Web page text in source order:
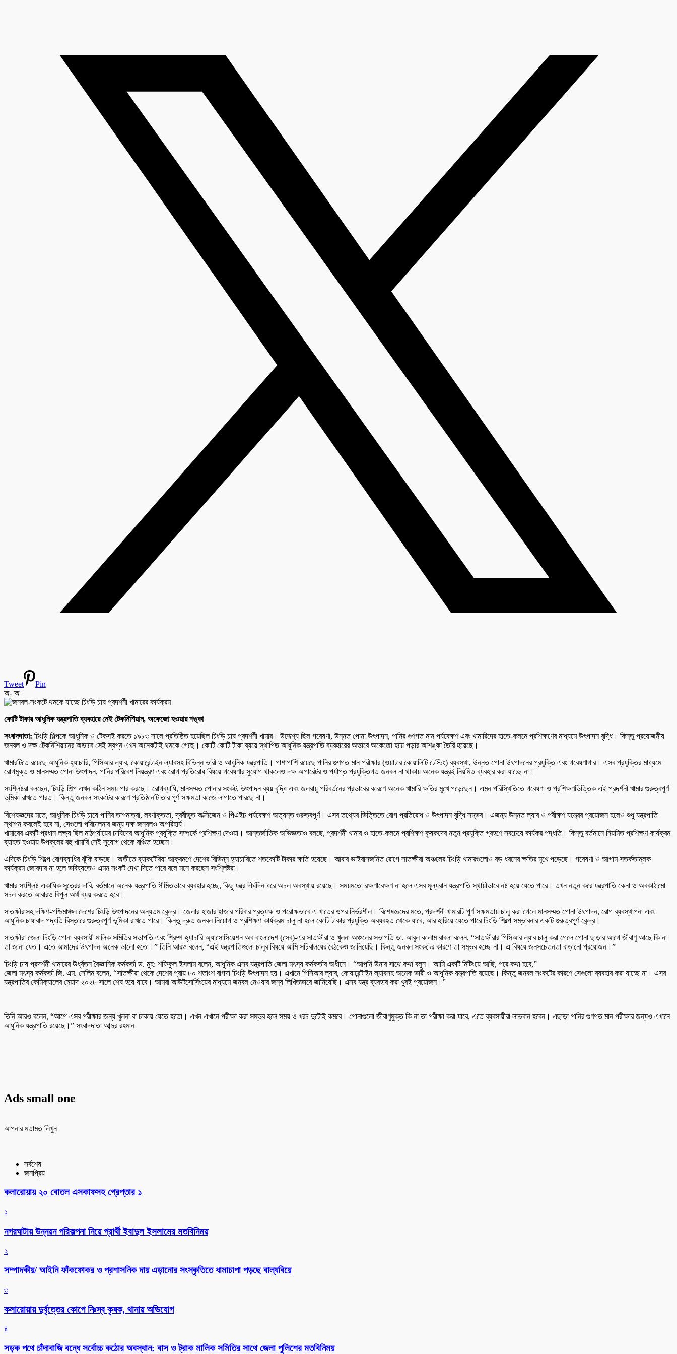
Tweet
Pin
অ- অ+
কোটি টাকার আধুনিক যন্ত্রপাতি ব্যবহারে নেই টেকনিশিয়ান, অকেজো হওয়ার শঙ্কা
সংবাদদাতা: চিংড়ি শিল্পকে আধুনিক ও টেকসই করতে ১৯৮৩ সালে প্রতিষ্ঠিত হয়েছিল চিংড়ি চাষ প্রদর্শনী খামার। উদ্দেশ্য ছিল গবেষণা, উন্নত পোনা উৎপাদন, পানির গুণগত মান পর্যবেক্ষণ এবং খামারিদের হাতে-কলমে প্রশিক্ষণের মাধ্যমে উৎপাদন বৃদ্ধি। কিন্তু প্রয়োজনীয়
জনবল ও দক্ষ টেকনিশিয়ানের অভাবে সেই স্বপ্ন এখন অনেকটাই থমকে গেছে। কোটি কোটি টাকা ব্যয়ে স্থাপিত আধুনিক যন্ত্রপাতি ব্যবহারের অভাবে অকেজো হয়ে পড়ার আশঙ্কা তৈরি হয়েছে।
খামারটিতে রয়েছে আধুনিক হ্যাচারি, পিসিআর ল্যাব, কোয়ারেন্টাইন ল্যাবসহ বিভিন্ন ভারী ও আধুনিক যন্ত্রপাতি। পাশাপাশি রয়েছে পানির গুণগত মান পরীক্ষার (ওয়াটার কোয়ালিটি টেস্টিং) ব্যবস্থা, উন্নত পোনা উৎপাদনের প্রযুক্তি এবং গবেষণাগার। এসব প্রযুক্তির মাধ্যমে
রোগমুক্ত ও মানসম্মত পোনা উৎপাদন, পানির পরিবেশ নিয়ন্ত্রণ এবং রোগ প্রতিরোধ বিষয়ে গবেষণার সুযোগ থাকলেও দক্ষ অপারেটর ও পর্যাপ্ত প্রযুক্তিগত জনবল না থাকায় অনেক যন্ত্রই নিয়মিত ব্যবহার করা যাচ্ছে না।
সংশ্লিষ্টরা বলছেন, চিংড়ি শিল্প এখন কঠিন সময় পার করছে। রোগব্যাধি, মানসম্মত পোনার সংকট, উৎপাদন ব্যয় বৃদ্ধি এবং জলবায়ু পরিবর্তনের প্রভাবের কারণে অনেক খামারি ক্ষতির মুখে পড়েছেন। এমন পরিস্থিতিতে গবেষণা ও প্রশিক্ষণভিত্তিক এই প্রদর্শনী খামার গুরুত্বপূর্ণ
ভূমিকা রাখতে পারত। কিন্তু জনবল সংকটের কারণে প্রতিষ্ঠানটি তার পূর্ণ সক্ষমতা কাজে লাগাতে পারছে না।
বিশেষজ্ঞদের মতে, আধুনিক চিংড়ি চাষে পানির তাপমাত্রা, লবণাক্ততা, দ্রবীভূত অক্সিজেন ও পিএইচ পর্যবেক্ষণ অত্যন্ত গুরুত্বপূর্ণ। এসব তথ্যের ভিত্তিতে রোগ প্রতিরোধ ও উৎপাদন বৃদ্ধি সম্ভব। এজন্য উন্নত ল্যাব ও পরীক্ষণ যন্ত্রের প্রয়োজন হলেও শুধু যন্ত্রপাতি
স্থাপন করলেই হবে না, সেগুলো পরিচালনার জন্য দক্ষ জনবলও অপরিহার্য।
খামারের একটি প্রধান লক্ষ্য ছিল মাঠপর্যায়ের চাষিদের আধুনিক প্রযুক্তি সম্পর্কে প্রশিক্ষণ দেওয়া। আন্তর্জাতিক অভিজ্ঞতাও বলছে, প্রদর্শনী খামার ও হাতে-কলমে প্রশিক্ষণ কৃষকদের নতুন প্রযুক্তি গ্রহণে সবচেয়ে কার্যকর পদ্ধতি। কিন্তু বর্তমানে নিয়মিত প্রশিক্ষণ কার্যক্রম
ব্যাহত হওয়ায় উপকূলের বহু খামারি সেই সুযোগ থেকে বঞ্চিত হচ্ছেন।
এদিকে চিংড়ি শিল্পে রোগব্যাধির ঝুঁকি বাড়ছে। অতীতে ব্যাকটেরিয়া আক্রমণে দেশের বিভিন্ন হ্যাচারিতে শতকোটি টাকার ক্ষতি হয়েছে। আবার ভাইরাসজনিত রোগে সাতক্ষীরা অঞ্চলের চিংড়ি খামারগুলোও বড় ধরনের ক্ষতির মুখে পড়েছে। গবেষণা ও আগাম সতর্কতামূলক
কার্যক্রম জোরদার না হলে ভবিষ্যতেও এমন সংকট দেখা দিতে পারে বলে মনে করছেন সংশ্লিষ্টরা।
খামার সংশ্লিষ্ট একাধিক সূত্রের দাবি, বর্তমানে অনেক যন্ত্রপাতি সীমিতভাবে ব্যবহার হচ্ছে, কিছু যন্ত্র দীর্ঘদিন ধরে অচল অবস্থায় রয়েছে। সময়মতো রক্ষণাবেক্ষণ না হলে এসব মূল্যবান যন্ত্রপাতি স্থায়ীভাবে নষ্ট হয়ে যেতে পারে। তখন নতুন করে যন্ত্রপাতি কেনা ও অবকাঠামো
সচল করতে আবারও বিপুল অর্থ ব্যয় করতে হবে।
সাতক্ষীরাসহ দক্ষিণ-পশ্চিমাঞ্চল দেশের চিংড়ি উৎপাদনের অন্যতম কেন্দ্র। জেলার হাজার হাজার পরিবার প্রত্যক্ষ ও পরোক্ষভাবে এ খাতের ওপর নির্ভরশীল। বিশেষজ্ঞদের মতে, প্রদর্শনী খামারটি পূর্ণ সক্ষমতায় চালু করা গেলে মানসম্মত পোনা উৎপাদন, রোগ ব্যবস্থাপনা এবং
আধুনিক চাষাবাদ পদ্ধতি বিস্তারে গুরুত্বপূর্ণ ভূমিকা রাখতে পারে। কিন্তু দ্রুত জনবল নিয়োগ ও প্রশিক্ষণ কার্যক্রম চালু না হলে কোটি টাকার প্রযুক্তি অব্যবহৃত থেকে যাবে, আর হারিয়ে যেতে পারে চিংড়ি শিল্পে সম্ভাবনার একটি গুরুত্বপূর্ণ কেন্দ্র।
সাতক্ষীরা জেলা চিংড়ি পোনা ব্যবসায়ী মালিক সমিতির সভাপতি এবং শ্রিম্প হ্যাচারি অ্যাসোসিয়েশন অব বাংলাদেশ (সেব)-এর সাতক্ষীরা ও খুলনা অঞ্চলের সভাপতি ডা. আবুল কালাম বাবলা বলেন, “সাতক্ষীরার পিসিআর ল্যাব চালু করা গেলে পোনা ছাড়ার আগে জীবাণু আছে কি না
তা জানা যেত। এতে আমাদের উৎপাদন অনেক ভালো হতো।” তিনি আরও বলেন, “এই যন্ত্রপাতিগুলো চালুর বিষয়ে আমি সচিবালয়ের বৈঠকেও জানিয়েছি। কিন্তু জনবল সংকটের কারণে তা সম্ভব হচ্ছে না। এ বিষয়ে জনসচেতনতা বাড়ানো প্রয়োজন।”
চিংড়ি চাষ প্রদর্শনী খামারের ঊর্ধ্বতন বৈজ্ঞানিক কর্মকর্তা ড. মুহ: শফিকুল ইসলাম বলেন, আধুনিক এসব যন্ত্রপাতি জেলা মৎস্য কর্মকর্তার অধীনে। “আপনি উনার সাথে কথা বলুন। আমি একটি মিটিংয়ে আছি, পরে কথা হবে,”
জেলা মৎস্য কর্মকর্তা জি. এম. সেলিম বলেন, “সাতক্ষীরা থেকে দেশের প্রায় ৮০ শতাংশ বাগদা চিংড়ি উৎপাদন হয়। এখানে পিসিআর ল্যাব, কোয়ারেন্টাইন ল্যাবসহ অনেক ভারী ও আধুনিক যন্ত্রপাতি রয়েছে। কিন্তু জনবল সংকটের কারণে সেগুলো ব্যবহার করা যাচ্ছে না। এসব
যন্ত্রপাতির কেমিক্যালের মেয়াদ ২০২৮ সালে শেষ হয়ে যাবে। আমরা আউটসোর্সিংয়ের মাধ্যমে জনবল নেওয়ার জন্য লিখিতভাবে জানিয়েছি। এসব যন্ত্র ব্যবহার করা খুবই প্রয়োজন।”
তিনি আরও বলেন, “আগে এসব পরীক্ষার জন্য খুলনা বা ঢাকায় যেতে হতো। এখন এখানে পরীক্ষা করা সম্ভব হলে সময় ও খরচ দুটোই কমবে। পোনাগুলো জীবাণুমুক্ত কি না তা পরীক্ষা করা যাবে, এতে ব্যবসায়ীরা লাভবান হবেন। এছাড়া পানির গুণগত মান পরীক্ষার জন্যও এখানে
আধুনিক যন্ত্রপাতি রয়েছে।” সংবাদদাতা আব্দুর রহমান
Ads small one
আপনার মতামত লিখুন
সর্বশেষ
জনপ্রিয়
কলারোয়ায় ২০ বোতল এসকাফসহ গ্রেপ্তার ১
১
নগরঘাটায় উন্নয়ন পরিকল্পনা নিয়ে প্রার্থী ইবাদুল ইসলামের মতবিনিময়
২
সম্পাদকীয়/ আইনি ফাঁকফোকর ও প্রশাসনিক দায় এড়ানোর সংস্কৃতিতে ধামাচাপা পড়ছে বাল্যবিয়ে
৩
কলারোয়ায় দুর্বৃত্তের কোপে নিঃস্ব কৃষক, থানায় অভিযোগ
৪
সড়ক পথে চাঁদাবাজি বন্ধে সর্বোচ্চ কঠোর অবস্থান: বাস ও ট্রাক মালিক সমিতির সাথে জেলা পুলিশের মতবিনিময়